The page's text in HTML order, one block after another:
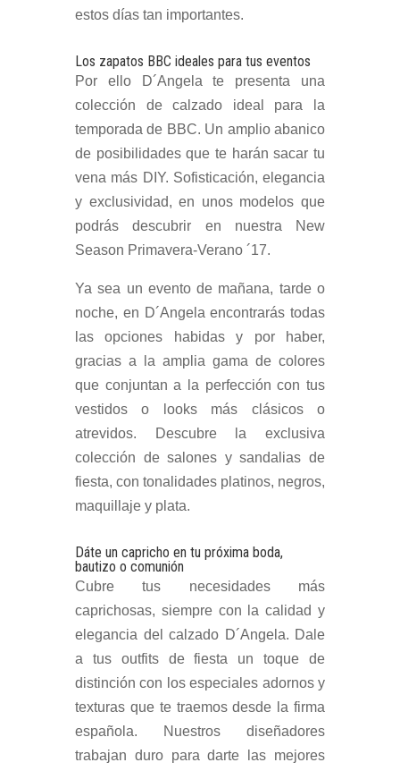
estos días tan importantes.
Los zapatos BBC ideales para tus eventos
Por ello D´Angela te presenta una
colección de calzado ideal para la
temporada de BBC. Un amplio abanico
de posibilidades que te harán sacar tu
vena más DIY. Sofisticación, elegancia
y exclusividad, en unos modelos que
podrás descubrir en nuestra New
Season Primavera-Verano ´17.
Ya sea un evento de mañana, tarde o
noche, en D´Angela encontrarás todas
las opciones habidas y por haber,
gracias a la amplia gama de colores
que conjuntan a la perfección con tus
vestidos o looks más clásicos o
atrevidos. Descubre la exclusiva
colección de salones y sandalias de
fiesta, con tonalidades platinos, negros,
maquillaje y plata.
Dáte un capricho en tu próxima boda,
bautizo o comunión
Cubre tus necesidades más
caprichosas, siempre con la calidad y
elegancia del calzado D´Angela. Dale
a tus outfits de fiesta un toque de
distinción con los especiales adornos y
texturas que te traemos desde la firma
española. Nuestros diseñadores
trabajan duro para darte las mejores